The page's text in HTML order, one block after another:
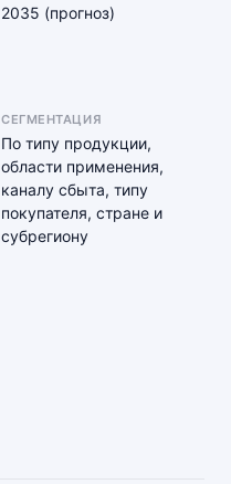
2035 (прогноз)
СЕГМЕНТАЦИЯ
По типу продукции,
области применения,
каналу сбыта, типу
покупателя, стране и
субрегиону